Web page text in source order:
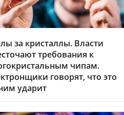
за кристаллы. Власти
требования к
чипам.
говорят, что это
ударит